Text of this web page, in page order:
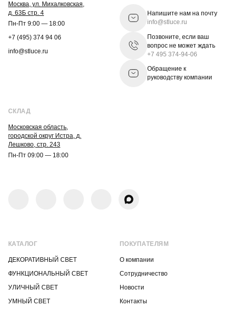
Москва, ул. Михалковская,
д. 63Б стр. 4
Пн-Пт 9:00 — 18:00
+7 (495) 374 94 06
info@stluce.ru
Напишите нам на почту
info@stluce.ru
Позвоните, если ваш
вопрос не может ждать
+7 495 374-94-06
Обращение к
руководству компании
СКЛАД
Московская область,
городской округ Истра, д.
Лешково, стр. 243
Пн-Пт 09:00 — 18:00
КАТАЛОГ
ДЕКОРАТИВНЫЙ СВЕТ
ФУНКЦИОНАЛЬНЫЙ СВЕТ
УЛИЧНЫЙ СВЕТ
УМНЫЙ СВЕТ
ПОКУПАТЕЛЯМ
О компании
Сотрудничество
Новости
Контакты